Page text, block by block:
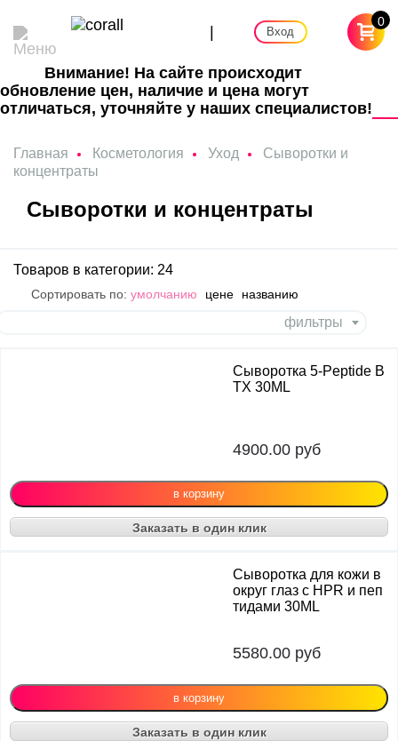
| Вход
0
Внимание! На сайте происходит
обновление цен, наличие и цена могут
отличаться, уточняйте у наших специалистов!
Главная Косметология Уход
Сыворотки и
концентраты
Сыворотки и концентраты
Товаров в категории: 24
Сортировать по: умолчанию цене названию
фильтры
Сыворотка 5-Peptide B
TX 30ML
4900.00 руб
Заказать в один клик
Cыворотка для кожи в
округ глаз с HPR и пеп
тидами 30ML
5580.00 руб
Заказать в один клик